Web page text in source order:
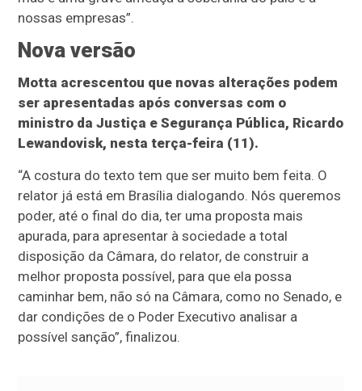
nossas empresas”.
Nova versão
Motta acrescentou que novas alterações podem
ser apresentadas após conversas com o
ministro da Justiça e Segurança Pública, Ricardo
Lewandovisk, nesta terça-feira (11).
“A costura do texto tem que ser muito bem feita. O
relator já está em Brasília dialogando. Nós queremos
poder, até o final do dia, ter uma proposta mais
apurada, para apresentar à sociedade a total
disposição da Câmara, do relator, de construir a
melhor proposta possível, para que ela possa
caminhar bem, não só na Câmara, como no Senado, e
dar condições de o Poder Executivo analisar a
possível sanção”, finalizou.